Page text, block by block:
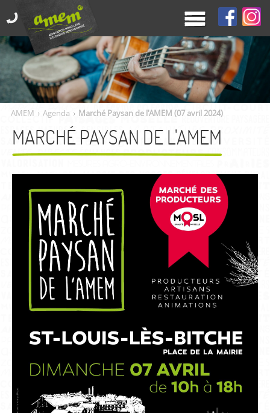
AMEM Agenda Marché Paysan de l'AMEM (07 avril 2024)
MARCHÉ PAYSAN DE L'AMEM